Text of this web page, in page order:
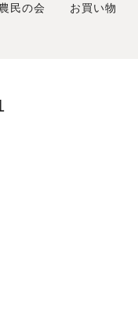
民の会 お買い物